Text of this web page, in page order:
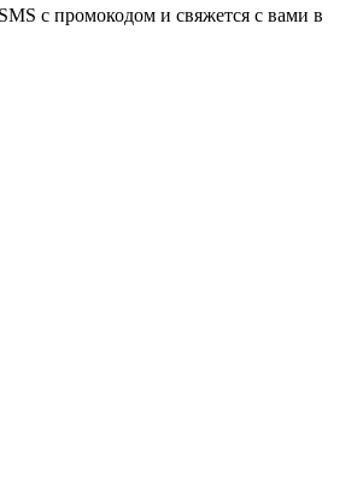
с промокодом и свяжется с вами в